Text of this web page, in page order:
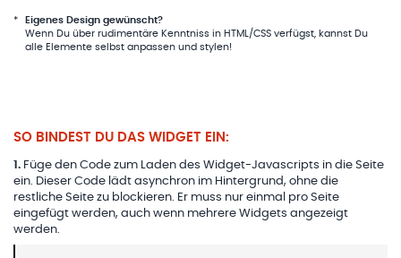
*
Eigenes Design gewünscht?
Wenn Du über rudimentäre Kenntniss in HTML/CSS verfügst, kannst Du
alle Elemente selbst anpassen und stylen!
SO BINDEST DU DAS WIDGET EIN:
1 . Füge den Code zum Laden des Widget-Javascripts in die Seite
ein. Dieser Code lädt asynchron im Hintergrund, ohne die
restliche Seite zu blockieren. Er muss nur einmal pro Seite
eingefügt werden, auch wenn mehrere Widgets angezeigt
werden.